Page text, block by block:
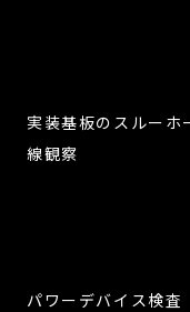
実装基板のスルーホ
線観察
パワーデバイス検査